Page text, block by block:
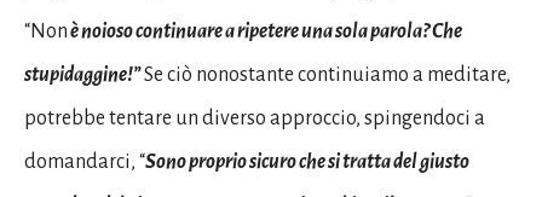
“Nonè noioso continuare a ripetere una sola parola? Che
stupidaggine!”Se ciò nonostante continuiamo a meditare,
potrebbe tentare un diverso approccio, spingendoci a
domandarci, “Sono proprio sicuro che si tratta del giusto